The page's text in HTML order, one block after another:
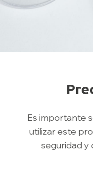
Es importante
utilizar este
seguridad y